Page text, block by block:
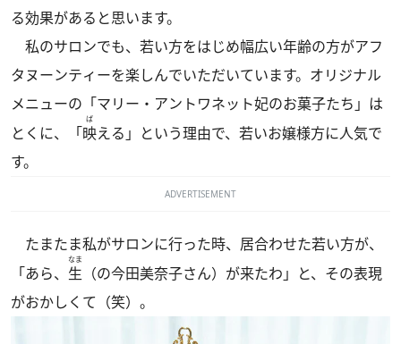
る効果があると思います。
私のサロンでも、若い方をはじめ幅広い年齢の方がアフ
タヌーンティーを楽しんでいただいています。オリジナル
メニューの「マリー・アントワネット妃のお菓子たち」は
とくに、「映
ば
える」という理由で、若いお嬢様方に人気で
す。
ADVERTISEMENT
たまたま私がサロンに行った時、居合わせた若い方が、
「あら、 生
なま
（の今田美奈子さん）が来たわ」と、その表現
がおかしくて（笑）。